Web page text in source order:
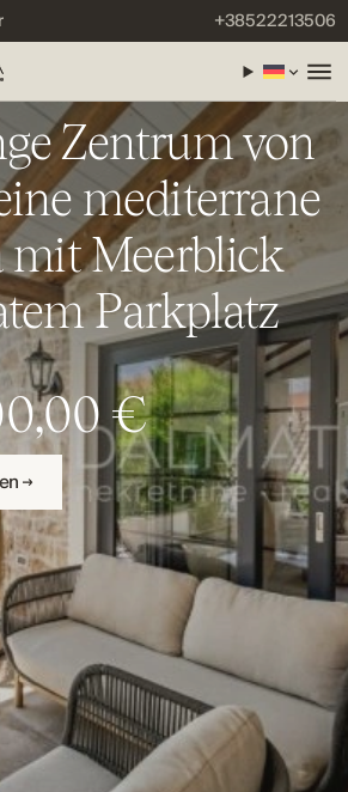
+38522213506
Zentrum von
mediterrane
mit Meerblick
Parkplatz
€